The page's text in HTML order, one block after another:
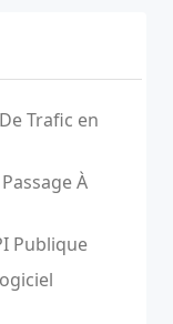
Trafic en
À
Publique